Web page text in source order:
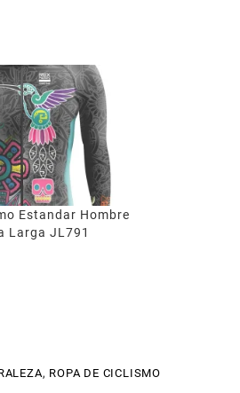
Estandar Hombre
Larga JL791
, ROPA DE CICLISMO